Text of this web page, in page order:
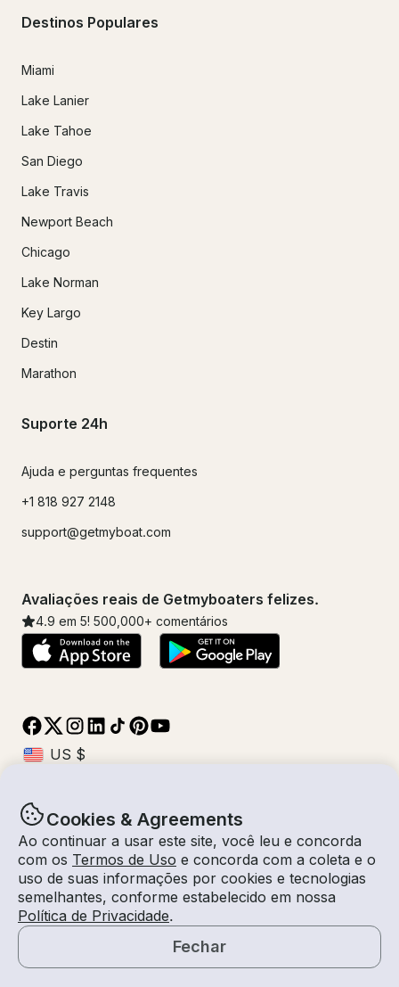
Cookies & Agreements
Ao continuar a usar este site, você leu e concorda
com os Termos de Uso e concorda com a coleta e o
uso de suas informações por cookies e tecnologias
semelhantes, conforme estabelecido em nossa
Política de Privacidade.
Fechar
Destinos Populares
Miami
Lake Lanier
Lake Tahoe
San Diego
Lake Travis
Newport Beach
Chicago
Lake Norman
Key Largo
Destin
Marathon
Suporte 24h
Ajuda e perguntas frequentes
+1 818 927 2148
support@getmyboat.com
Avaliações reais de Getmyboaters felizes.
4.9 em 5! 500,000+ comentários
© Getmyboat 2026TermosPrivacidade
09 ago 2026
1 hora1 Convidados
Auto-Capitão
$92 /hora
Solicitar um Orçamento